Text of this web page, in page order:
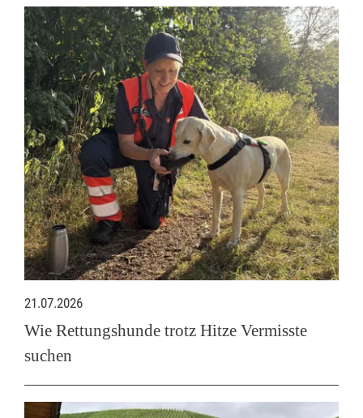
21.07.2026
Wie Rettungshunde trotz Hitze Vermisste
suchen